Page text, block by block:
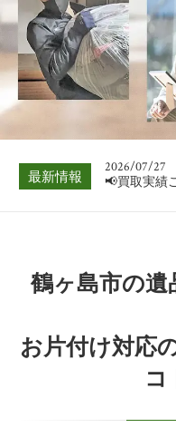
最新情報
2026/07/06
📢買取実績
2026/08/03
📢買取実績
2026/07/27
📢買取実績
2026/07/13
📢買取実績
2026/07/06
📢買取実績
2026/08/03
鶴ヶ島市の遺
お片付け対応
コ